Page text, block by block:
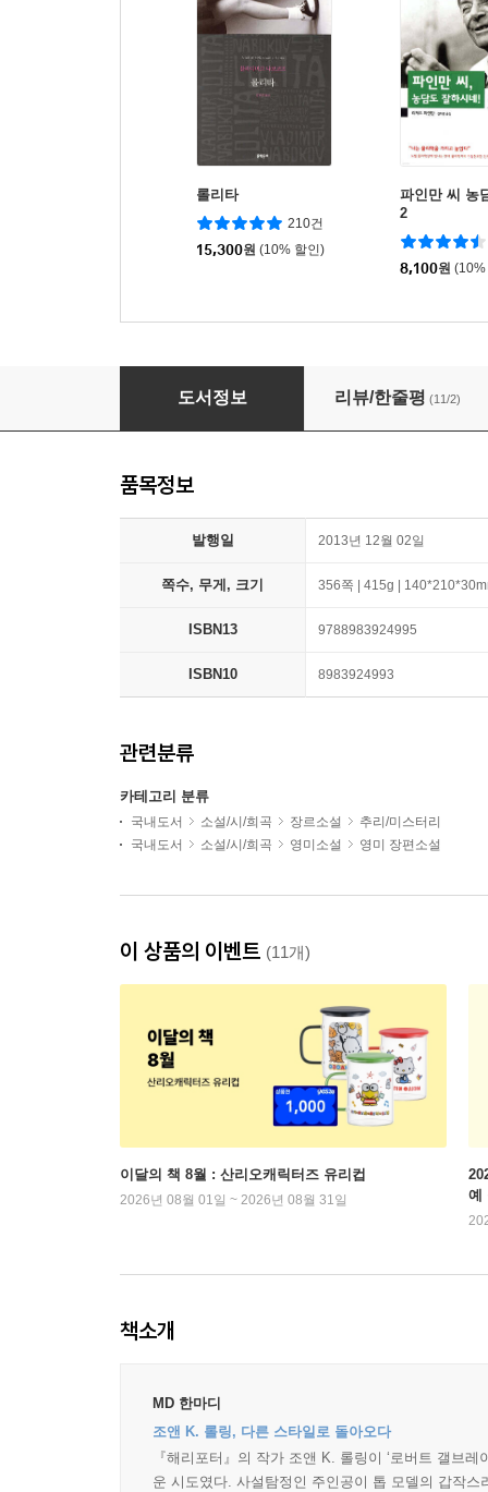
롤리타
210건
15,300원 (10% 할인)
파인만 씨 농
2
8,100원 (10%
쿠쿠스 콜링 2
도서정보 리뷰/한줄평 (11/2)
품목정보
발행일 2013년 12월 02일
쪽수, 무게, 크기 356쪽 | 415g |
ISBN13 9788983924995
ISBN10 8983924993
관련분류
카테고리 분류
국내도서 소설/시/희곡 장르소설
추리/미스터리
국내도서
소설/시/희곡 영미소설 영미 장편소설
이 상품의 이벤트 (11개)
이달의 책 8월 : 산리오캐릭터즈 유리컵
2026년 08월 01일 ~ 2026년 08월 31일
예
책소개
MD 한마디
조앤 K. 롤링, 다른 스타일로 돌아오다
『해리포터』의 작가 조앤 K. 롤링이 ‘로버트 갤브
운 시도였다. 사설탐정인 주인공이 톱 모델의 갑작